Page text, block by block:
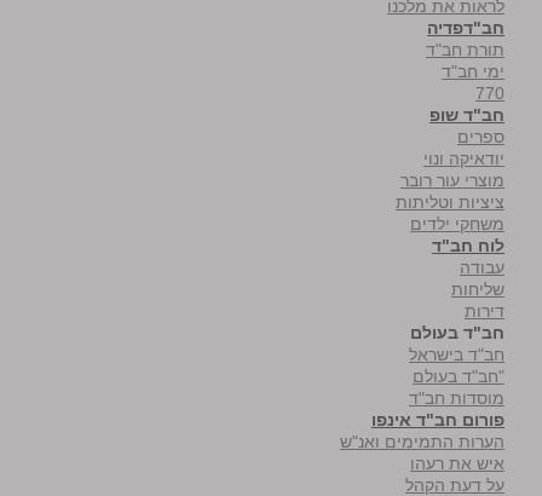
לראות את מלכנו
חב"דפדיה
תורת חב"ד
ימי חב"ד
770
חב"ד שופ
ספרים
יודאיקה ונוי
מוצרי עור רובר
ציציות וטליתות
משחקי ילדים
לוח חב"ד
עבודה
שליחות
דירות
חב"ד בעולם
חב"ד בישראל
"חב"ד בעולם
מוסדות חב"ד
פורום חב"ד אינפו
הערות התמימים ואנ"ש
איש את רעהו
על דעת הקהל